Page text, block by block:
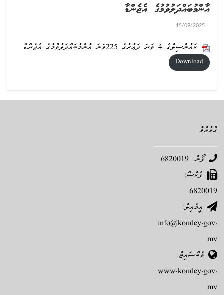
އާންމުބައްދަލުވުމުގެ އެޖެންޑާ
15/09/2025
ކައުންސިލްގެ 4 ވަނަ ދަޢުރުގެ 225ވަނަ އާންމުބައްދަލުވުމުގެ އެޖެންޑާ
Download
ގުޅުއްވާ
ފޯން: 6820019
ފެކްސް:
6820019
އީމެއިލް:
info@kondey.gov.
mv
ވެބްސައިޓް:
www.kondey.gov.
mv